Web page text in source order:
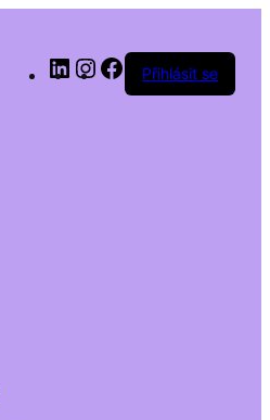
LinkedInInstagram
Facebook
Přihlásit se